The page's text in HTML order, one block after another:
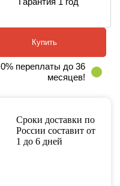
Купить
0% переплаты до 36
месяцев!
Сроки доставки по
России составит от
1 до 6 дней